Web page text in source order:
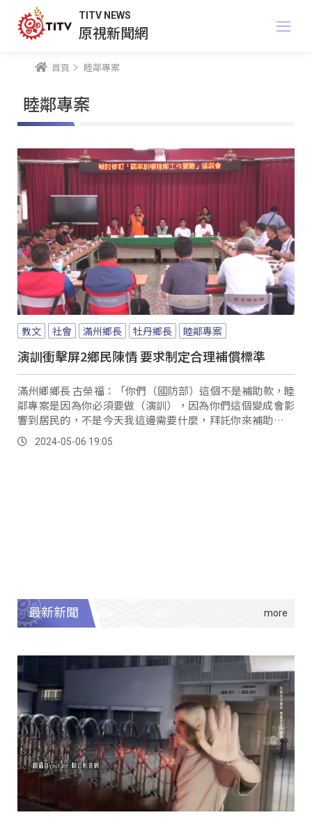
TITV NEWS
原視新聞網
首頁 睦鄰專案
睦鄰專案
教文 社會 滿州鄉長 牡丹鄉長 睦鄰專案
演訓衝擊屏2鄉民陳情 要求制定合理補償標準
滿州鄉鄉長 古榮福：「你們（國防部）這個不是補助款，睦
鄰專案是因為你必須要做（演訓），因為你們這個變成會影
響到居民的，不是今天我這邊需要什麼，拜託你來補助給我
的經費。
2024-05-06 19:05
最新新聞